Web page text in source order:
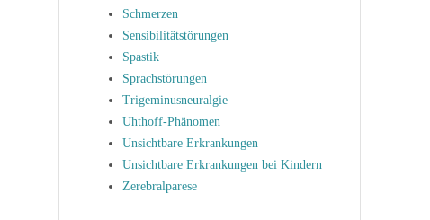
Schmerzen
Sensibilitätstörungen
Spastik
Sprachstörungen
Trigeminusneuralgie
Uhthoff-Phänomen
Unsichtbare Erkrankungen
Unsichtbare Erkrankungen bei Kindern
Zerebralparese